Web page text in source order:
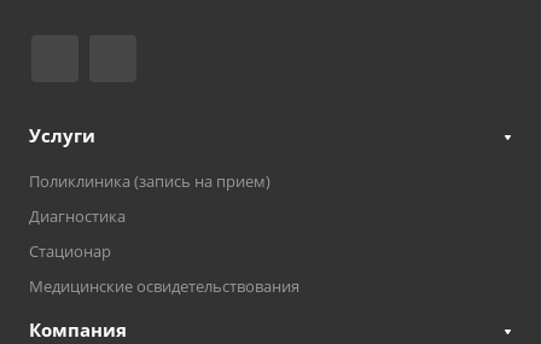
Услуги
Поликлиника (запись на прием)
Диагностика
Стационар
Медицинские освидетельствования
Компания